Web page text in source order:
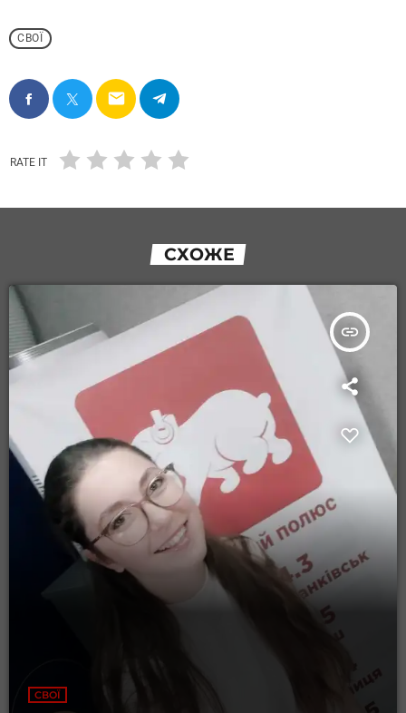
СВОЇ
email
RATE IT
СХОЖЕ
insert_link
СВОЇ